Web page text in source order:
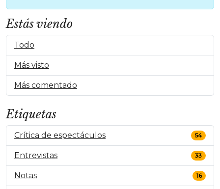
Estás viendo
Todo
Más visto
Más comentado
Etiquetas
Crítica de espectáculos 54
Entrevistas 33
Notas 16